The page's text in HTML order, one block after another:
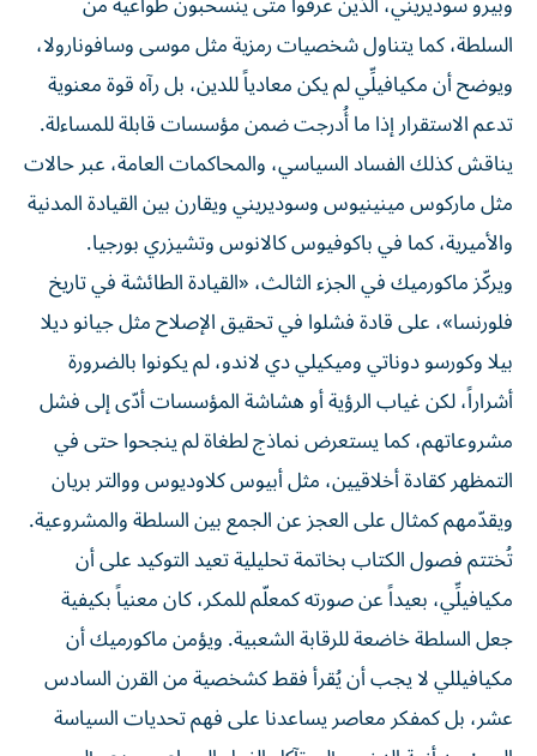
السلطة، كما يتناول شخصيات رمزية مثل موسى وسافونارولا،
ويوضح أن مكيافيلِّي لم يكن معادياً للدين، بل رآه قوة معنوية
تدعم الاستقرار إذا ما أُدرجت ضمن مؤسسات قابلة للمساءلة.
يناقش كذلك الفساد السياسي، والمحاكمات العامة، عبر حالات
مثل ماركوس مينينيوس وسوديريني ويقارن بين القيادة المدنية
والأميرية، كما في باكوفيوس كالانوس وتشيزري بورجيا.
ويركّز ماكورميك في الجزء الثالث، «القيادة الطائشة في تاريخ
فلورنسا»، على قادة فشلوا في تحقيق الإصلاح مثل جيانو ديلا
بيلا وكورسو دوناتي وميكيلي دي لاندو، لم يكونوا بالضرورة
أشراراً، لكن غياب الرؤية أو هشاشة المؤسسات أدّى إلى فشل
مشروعاتهم، كما يستعرض نماذج لطغاة لم ينجحوا حتى في
التمظهر كقادة أخلاقيين، مثل أبيوس كلاوديوس ووالتر بريان
ويقدّمهم كمثال على العجز عن الجمع بين السلطة والمشروعية.
تُختتم فصول الكتاب بخاتمة تحليلية تعيد التوكيد على أن
مكيافيلِّي، بعيداً عن صورته كمعلّم للمكر، كان معنياً بكيفية
جعل السلطة خاضعة للرقابة الشعبية. ويؤمن ماكورميك أن
مكيافيللي لا يجب أن يُقرأ فقط كشخصية من القرن السادس
عشر، بل كمفكر معاصر يساعدنا على فهم تحديات السياسة